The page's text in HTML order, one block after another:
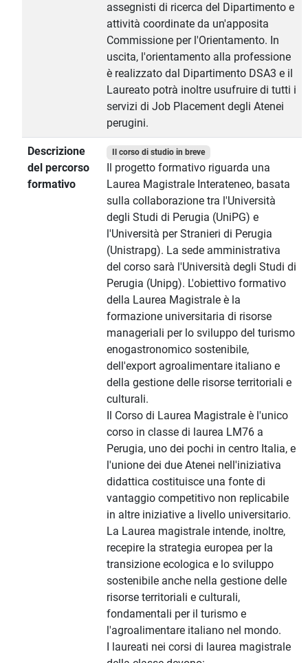
assegnisti di ricerca del Dipartimento e
attività coordinate da un'apposita
Commissione per l'Orientamento. In
uscita, l'orientamento alla professione
è realizzato dal Dipartimento DSA3 e il
Laureato potrà inoltre usufruire di tutti i
servizi di Job Placement degli Atenei
perugini.
Descrizione
del percorso
formativo
Il corso di studio in breve
Il progetto formativo riguarda una
Laurea Magistrale Interateneo, basata
sulla collaborazione tra l'Università
degli Studi di Perugia (UniPG) e
l'Università per Stranieri di Perugia
(Unistrapg). La sede amministrativa
del corso sarà l'Università degli Studi di
Perugia (Unipg). L'obiettivo formativo
della Laurea Magistrale è la
formazione universitaria di risorse
manageriali per lo sviluppo del turismo
enogastronomico sostenibile,
dell'export agroalimentare italiano e
della gestione delle risorse territoriali e
culturali.
Il Corso di Laurea Magistrale è l'unico
corso in classe di laurea LM76 a
Perugia, uno dei pochi in centro Italia, e
l'unione dei due Atenei nell'iniziativa
didattica costituisce una fonte di
vantaggio competitivo non replicabile
in altre iniziative a livello universitario.
La Laurea magistrale intende, inoltre,
recepire la strategia europea per la
transizione ecologica e lo sviluppo
sostenibile anche nella gestione delle
risorse territoriali e culturali,
fondamentali per il turismo e
l'agroalimentare italiano nel mondo.
I laureati nei corsi di laurea magistrale